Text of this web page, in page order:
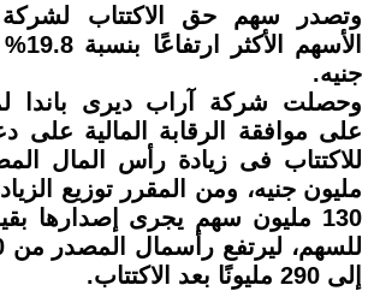
وتصدر سهم حق الاكتتاب
جنيه.
وحصلت شركة آراب ديرى باندا
على موافقة الرقابة المالية على
مليون جنيه، ومن المقرر توزيع
130 مليون سهم يجرى إصدارها
إلى 290 مليونًا بعد الاكتتاب.